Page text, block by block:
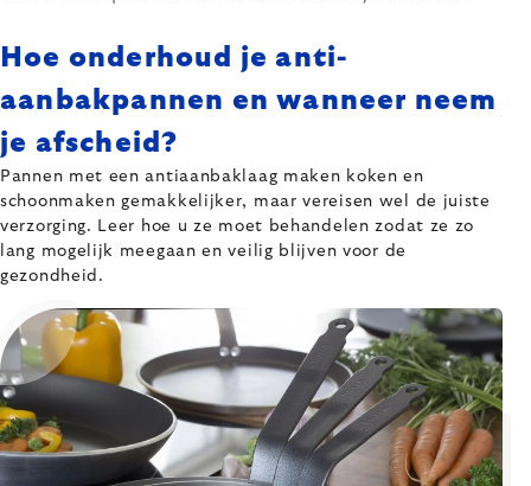
Hoe onderhoud je anti-
aanbakpannen en wanneer neem
je afscheid?
Pannen met een antiaanbaklaag maken koken en
schoonmaken gemakkelijker, maar vereisen wel de juiste
verzorging. Leer hoe u ze moet behandelen zodat ze zo
lang mogelijk meegaan en veilig blijven voor de
gezondheid.